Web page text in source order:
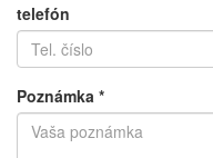
telefón
Poznámka *